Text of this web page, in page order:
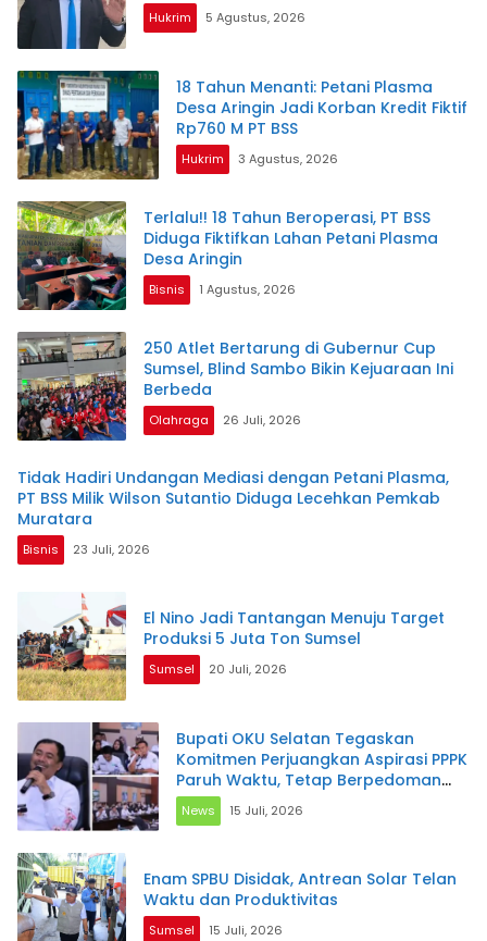
Hukrim 5 Agustus, 2026
18 Tahun Menanti: Petani Plasma
Desa Aringin Jadi Korban Kredit Fiktif
Rp760 M PT BSS
Hukrim 3 Agustus, 2026
Terlalu!! 18 Tahun Beroperasi, PT BSS
Diduga Fiktifkan Lahan Petani Plasma
Desa Aringin
Bisnis 1 Agustus, 2026
250 Atlet Bertarung di Gubernur Cup
Sumsel, Blind Sambo Bikin Kejuaraan Ini
Berbeda
Olahraga 26 Juli, 2026
Tidak Hadiri Undangan Mediasi dengan Petani Plasma,
PT BSS Milik Wilson Sutantio Diduga Lecehkan Pemkab
Muratara
Bisnis 23 Juli, 2026
El Nino Jadi Tantangan Menuju Target
Produksi 5 Juta Ton Sumsel
Sumsel 20 Juli, 2026
Bupati OKU Selatan Tegaskan
Komitmen Perjuangkan Aspirasi PPPK
Paruh Waktu, Tetap Berpedoman
pada Regulasi dan Kemampuan
Daerah
News 15 Juli, 2026
Enam SPBU Disidak, Antrean Solar Telan
Waktu dan Produktivitas
Sumsel 15 Juli, 2026